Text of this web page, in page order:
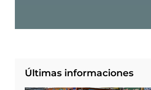
Últimas informaciones